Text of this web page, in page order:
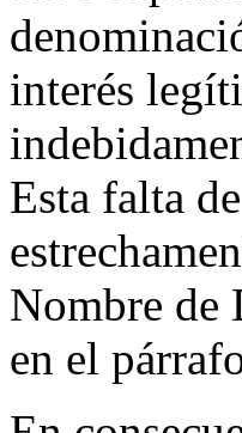
interés
Esta falta
Nombre de
en el